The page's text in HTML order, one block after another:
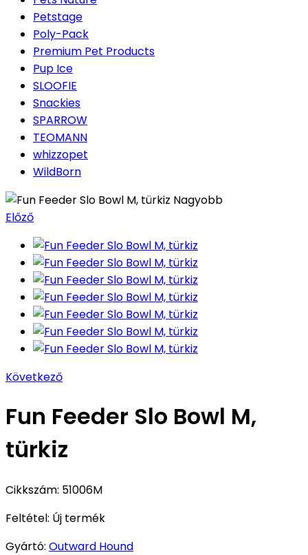
Petstage
Poly-Pack
Premium Pet Products
Pup Ice
SLOOFIE
Snackies
SPARROW
TEOMANN
whizzopet
WildBorn
Nagyobb
Előző
Következő
Fun Feeder Slo Bowl M,
türkiz
Cikkszám: 51006M
Feltétel: Új termék
Gyártó: Outward Hound